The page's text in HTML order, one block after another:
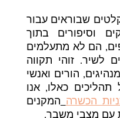
שבוראים עבור
וסיפורים בתוך
הם לא מתעלמים
לשיר. זוהי תקווה
הורים ואנשי
כאלו, אנו
הכשרה המקנים
עם מצבי משבר.